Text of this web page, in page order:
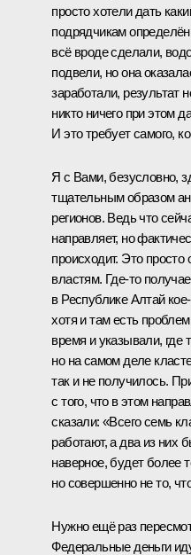
просто хотели дать
подрядчикам
всё вроде сделали,
подвели, но она
заработали, результат
никто ничего при этом
И это требует самого,
Я с Вами, безусловно,
тщательным образом
регионов. Ведь что
направляет, но
происходит. Это просто
властям. Где‑то
в Республике Алтай
хотя и там есть
время и указывали, где
но на самом деле
так и не получилось.
с того, что в этом
сказали: «Всего семь
работают, а два из них
наверное, будет более
но совершенно не то,
Нужно ещё раз
Федеральные деньги